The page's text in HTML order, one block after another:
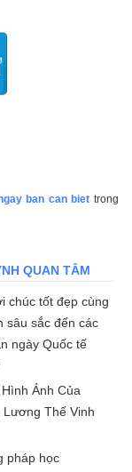
ban can biet trong
QUAN TÂM
chúc tốt đẹp cùng
sâu sắc đến các
ngày Quốc tế
Ảnh Của
Thế Vinh
pháp học